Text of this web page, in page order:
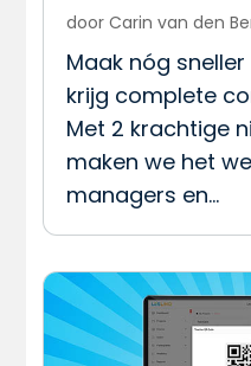
door Carin van den
Maak nóg
krijg complete
Met 2 krachtige
maken we het
managers en…